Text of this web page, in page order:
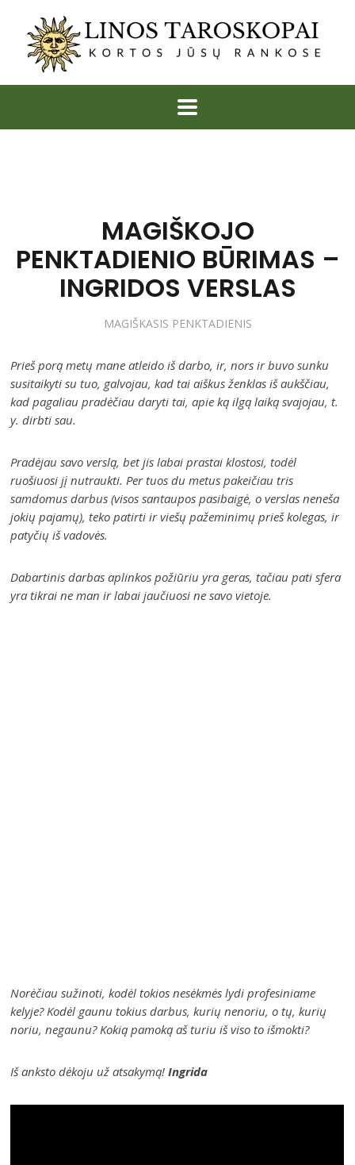
MAGIŠKOJO
PENKTADIENIO BŪRIMAS –
INGRIDOS VERSLAS
MAGIŠKASIS PENKTADIENIS
Prieš porą metų mane atleido iš darbo, ir, nors ir buvo sunku
susitaikyti su tuo, galvojau, kad tai aiškus ženklas iš aukščiau,
kad pagaliau pradėčiau daryti tai, apie ką ilgą laiką svajojau, t.
y. dirbti sau.
Pradėjau savo verslą, bet jis labai prastai klostosi, todėl
ruošiuosi jį nutraukti. Per tuos du metus pakeičiau tris
samdomus darbus (visos santaupos pasibaigė, o verslas neneša
jokių pajamų), teko patirti ir viešų pažeminimų prieš kolegas, ir
patyčių iš vadovės.
Dabartinis darbas aplinkos požiūriu yra geras, tačiau pati sfera
yra tikrai ne man ir labai jaučiuosi ne savo vietoje.
Norėčiau sužinoti, kodėl tokios nesėkmės lydi profesiniame
kelyje? Kodėl gaunu tokius darbus, kurių nenoriu, o tų, kurių
noriu, negaunu? Kokią pamoką aš turiu iš viso to išmokti?
Iš anksto dėkoju už atsakymą!Ingrida